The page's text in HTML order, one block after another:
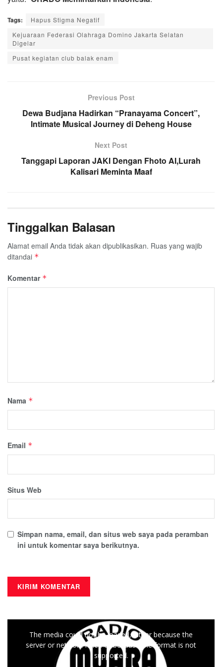
Tags:
Hapus Stigma Negatif
Kejuaraan Federasi Olahraga Domino Jakarta Selatan
Digelar
Pusat kegiatan club balak enam
Previous Post
Dewa Budjana Hadirkan “Pranayama Concert”,
Intimate Musical Journey di Deheng House
Next Post
Tanggapi Laporan JAKI Dengan Fhoto AI,Lurah
Kalisari Meminta Maaf
Tinggalkan Balasan
Alamat email Anda tidak akan dipublikasikan. Ruas yang wajib
ditandai *
Komentar *
Nama *
Email *
Situs Web
Simpan nama, email, dan situs web saya pada peramban
ini untuk komentar saya berikutnya.
The media could not be loaded, either because the
server or network failed or because the format is not
supported.